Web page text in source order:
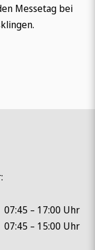
Messetag bei
07:45 – 17:00 Uhr
07:45 – 15:00 Uhr